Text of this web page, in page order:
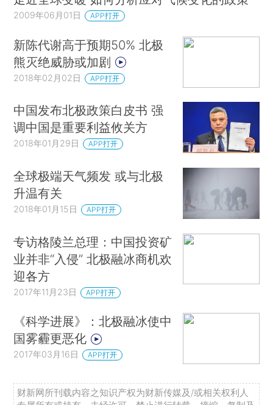
2009年06月01日 APP打开
新陈代谢高于预期50% 北极
熊灭绝威胁或加剧
2018年02月02日 APP打开
中国发布北极政策白皮书 强
调中国是重要利益攸关方
2018年01月29日 APP打开
全球极端天气频发 或与北极
升温有关
2018年01月15日 APP打开
专访格陵兰总理：中国投资矿
业并非“入侵” 北极融冰商机欢
迎各方
2017年11月23日 APP打开
《科学进展》：北极融冰使中
国雾霾更恶化
2017年03月16日 APP打开
财新网所刊载内容之知识产权为财新传媒及/或相关权利人